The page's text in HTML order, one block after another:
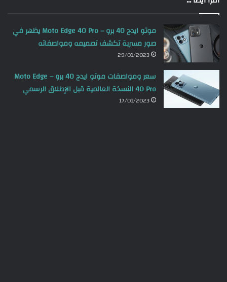
موتو ايدج 40 برو – Moto Edge 40 Pro يظهر في
صور مسربة تكشف تصميمه ومواصفاته
29/01/2023
سعر ومواصفات موتو ايدج 40 برو – Moto Edge
40 Pro النسخة العالمية قبل الإطلاق الرسمي
17/01/2023